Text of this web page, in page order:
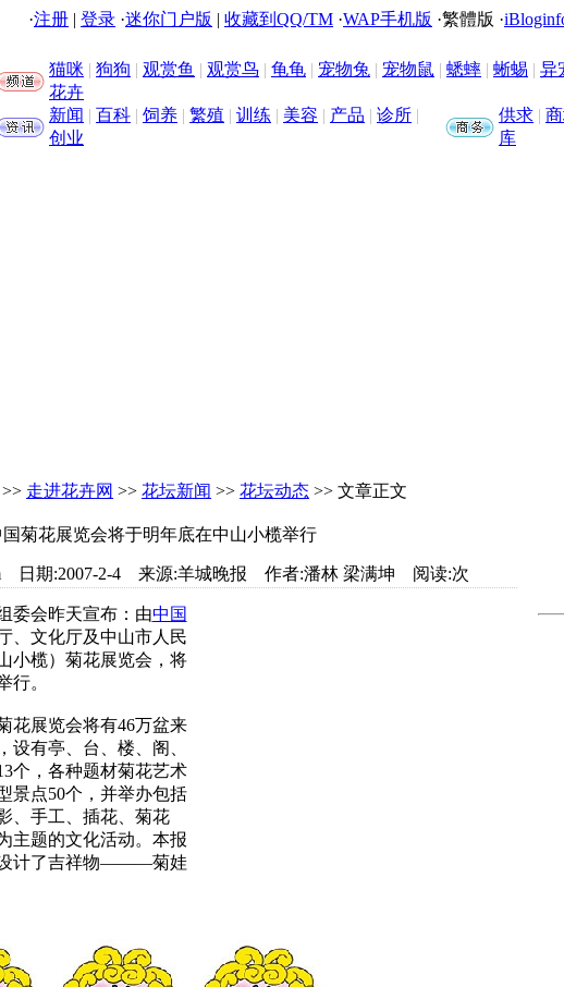
·注册 | 登录 ·迷你门户版 | 收藏到QQ/TM ·WAP手机版 ·繁體版 ·
猫咪 | 狗狗 | 观赏鱼 | 观赏鸟 | 龟龟 | 宠物兔 | 宠物鼠 | 蟋蟀 | 蜥蜴 | 异
花卉
新闻 | 百科 | 饲养 | 繁殖 | 训练 | 美容 | 产品 | 诊所 |
创业
供求 |
库
>> 走进花卉网 >> 花坛新闻 >> 花坛动态 >> 文章正文
国菊花展览会将于明年底在中山小榄举行
日期:2007-2-4 来源:羊城晚报 作者:潘林 梁满坤 阅读:次
会昨天宣布：由中国
、文化厅及中山市人民
小榄）菊花展览会，将
行。
花展览会将有46万盆来
设有亭、台、楼、阁、
个，各种题材菊花艺术
景点50个，并举办包括
、手工、插花、菊花
主题的文化活动。本报
设计了吉祥物———菊娃